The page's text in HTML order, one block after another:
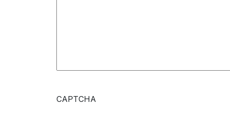
CAPTCHA